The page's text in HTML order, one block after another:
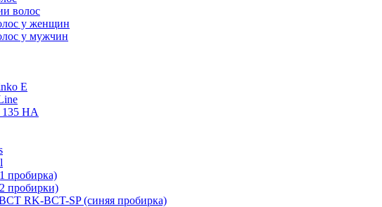
волос
у женщин
у мужчин
E
HA
пробирка)
пробирки)
RK-BCT-SP (синяя пробирка)